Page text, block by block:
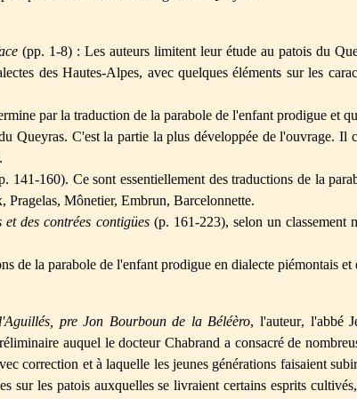
(pp. 1-8) : Les auteurs limitent leur étude au patois du
des Hautes-Alpes, avec quelques éléments sur les
par la traduction de la parabole de l'enfant prodigue et
Queyras. C'est la partie la plus développée de l'ouvrage.
141-160). Ce sont essentiellement des traductions de la
Pragelas, Mônetier, Embrun, Barcelonnette.
des contrées contigües(p. 161-223), selon un classement
de la parabole de l'enfant prodigue en dialecte piémontais et
pre Jon Bourboun de la Béléèro, l'auteur, l'abbé
auquel le docteur Chabrand a consacré de
correction et à laquelle les jeunes générations faisaient
sur les patois auxquelles se livraient certains esprits